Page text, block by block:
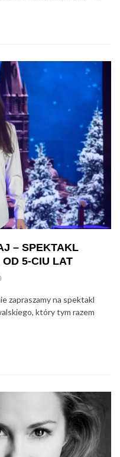
– SPEKTAKL
5-CIU LAT
zapraszamy na spektakl
który tym razem